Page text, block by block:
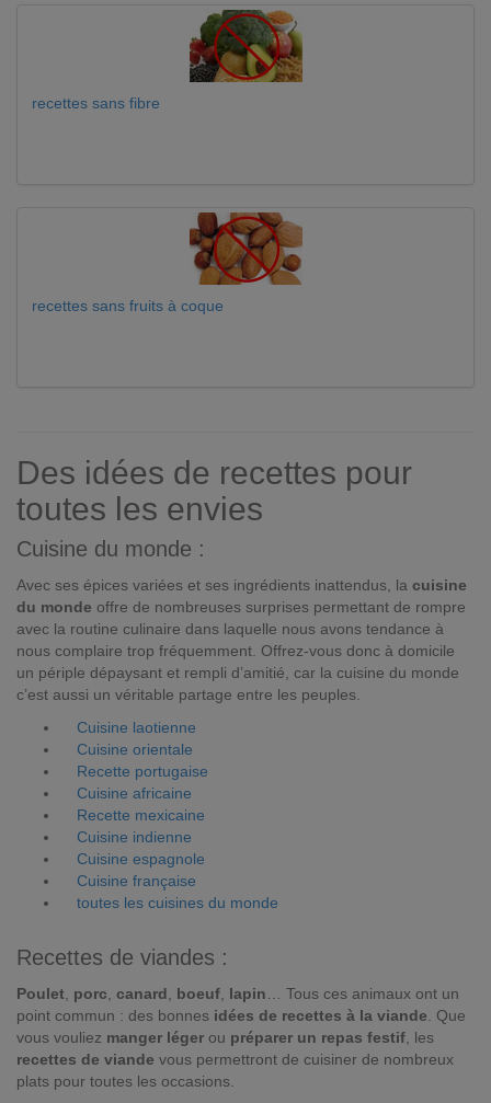
recettes sans fibre
recettes sans fruits à coque
Des idées de recettes pour
toutes les envies
Cuisine du monde :
Avec ses épices variées et ses ingrédients inattendus, la cuisine
du monde offre de nombreuses surprises permettant de rompre
avec la routine culinaire dans laquelle nous avons tendance à
nous complaire trop fréquemment. Offrez-vous donc à domicile
un périple dépaysant et rempli d’amitié, car la cuisine du monde
c’est aussi un véritable partage entre les peuples.
Cuisine laotienne
Cuisine orientale
Recette portugaise
Cuisine africaine
Recette mexicaine
Cuisine indienne
Cuisine espagnole
Cuisine française
toutes les cuisines du monde
Recettes de viandes :
Poulet porc canard boeuf lapin … Tous ces animaux ont un
point commun : des bonnes idées de recettes à la viande . Que
vous vouliez manger léger ou préparer un repas festif , les
recettes de viande vous permettront de cuisiner de nombreux
plats pour toutes les occasions.